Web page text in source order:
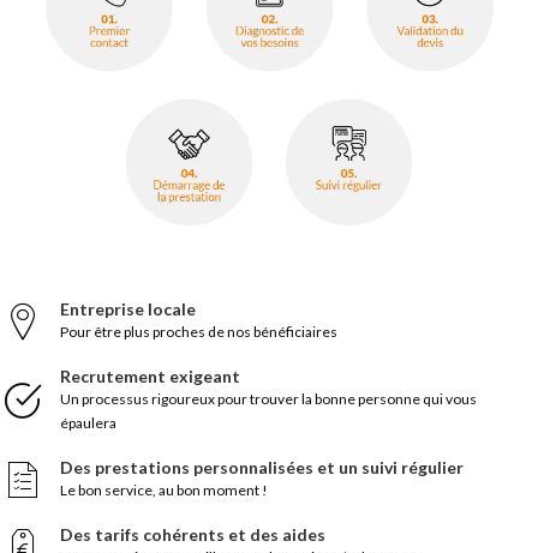
Entreprise locale
Pour être plus proches de nos bénéficiaires
Recrutement exigeant
Un processus rigoureux pour trouver la bonne personne qui vous
épaulera
Des prestations personnalisées et un suivi régulier
Le bon service, au bon moment !
Des tarifs cohérents et des aides